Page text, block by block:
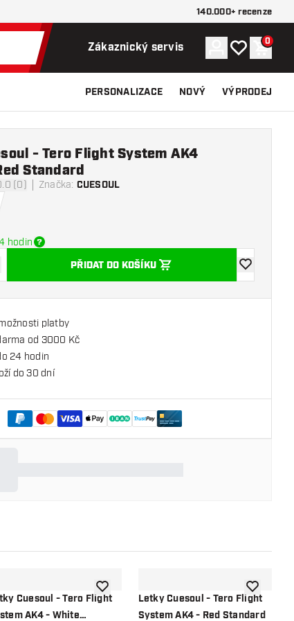
140.000+ recenze
Zákaznický servis ÚčetMůj seznam
0
PERSONALIZACE NOVÝ VÝPRODEJ
(0) Značka: CUESOUL
- Tero Flight System AK4
Standard
hodin
množství PŘIDAT DO KOŠÍKU
Přidat do
platby
od 3000 Kč
24 hodin
do 30 dní
přání
Cuesoul - Tero Flight
AK4 - White
Přidat do seznamu přání
Letky Cuesoul - Tero Flight
System AK4 - Red Standard
Přidat do